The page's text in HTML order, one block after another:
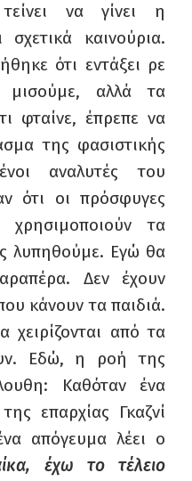
να γίνει η
καινούρια.
ότι εντάξει ρε
αλλά τα
φταίνε, έπρεπε να
της φασιστικής
αναλυτές του
ότι οι πρόσφυγες
χρησιμοποιούν τα
λυπηθούμε. Εγώ θα
Δεν έχουν
κάνουν τα παιδιά.
από τα
Εδώ, η ροή της
Καθόταν ένα
επαρχίας Γκαζνί
απόγευμα λέει ο
έχω το τέλειο